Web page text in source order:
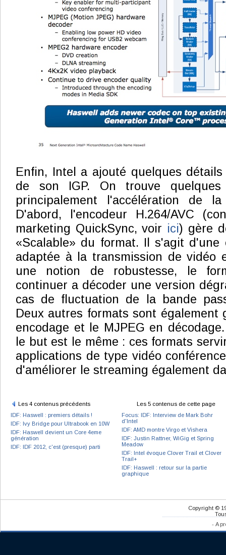
Enfin, Intel a ajouté quelques
de son IGP. On trouve
principalement l'accélération de
D'abord, l'encodeur H.264/AVC
marketing QuickSync, voir ici) gère
«Scalable» du format. Il s'agit d'une
adaptée à la transmission de vidéo
une notion de robustesse, le
continuer a décoder une version
cas de fluctuation de la bande
Deux autres formats sont également
encodage et le MJPEG en
le but est le même : ces formats
applications de type vidéo
d'améliorer le streaming également
Les 4 contenus précédents
IDF: Haswell : premiers détails !
IDF: Ivy Bridge pour Ultrabook en 10W
IDF: Haswell devient un Core 4eme
génération
IDF: IDF 2012, c'est (presque) parti
Les 5 contenus de cette page
Focus: IDF: Interview de Mark Bohr
d'Intel
IDF: AMD montre Virgo et Vishera
IDF: Justin Rattner, WiGig et Spring
Meadow
IDF: Intel évoque Clover Trail et Clover
Trail+
IDF: Haswell : retour sur la partie
graphique
Copyright ©
- A